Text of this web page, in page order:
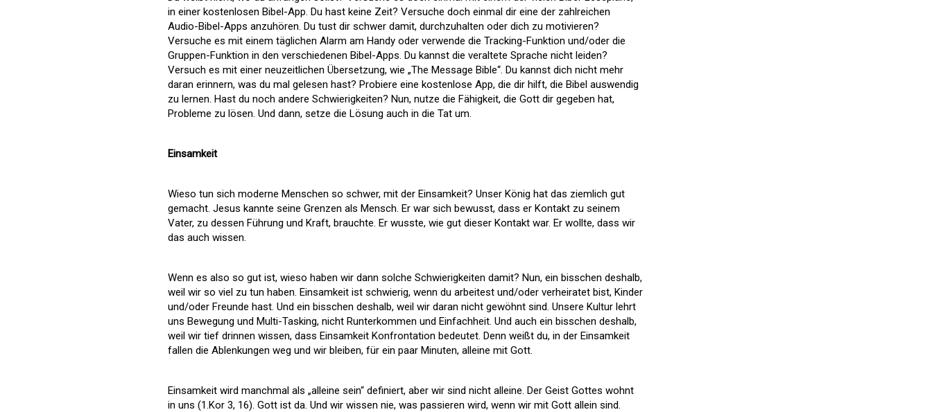
in einer kostenlosen Bibel-App. Du hast keine Zeit? Versuche doch einmal dir eine der zahlreichen
Audio-Bibel-Apps anzuhören. Du tust dir schwer damit, durchzuhalten oder dich zu motivieren?
Versuche es mit einem täglichen Alarm am Handy oder verwende die Tracking-Funktion und/oder die
Gruppen-Funktion in den verschiedenen Bibel-Apps. Du kannst die veraltete Sprache nicht leiden?
Versuch es mit einer neuzeitlichen Übersetzung, wie „The Message Bible“. Du kannst dich nicht mehr
daran erinnern, was du mal gelesen hast? Probiere eine kostenlose App, die dir hilft, die Bibel auswendig
zu lernen. Hast du noch andere Schwierigkeiten? Nun, nutze die Fähigkeit, die Gott dir gegeben hat,
Probleme zu lösen. Und dann, setze die Lösung auch in die Tat um.
Einsamkeit
Wieso tun sich moderne Menschen so schwer, mit der Einsamkeit? Unser König hat das ziemlich gut
gemacht. Jesus kannte seine Grenzen als Mensch. Er war sich bewusst, dass er Kontakt zu seinem
Vater, zu dessen Führung und Kraft, brauchte. Er wusste, wie gut dieser Kontakt war. Er wollte, dass wir
das auch wissen.
Wenn es also so gut ist, wieso haben wir dann solche Schwierigkeiten damit? Nun, ein bisschen deshalb,
weil wir so viel zu tun haben. Einsamkeit ist schwierig, wenn du arbeitest und/oder verheiratet bist, Kinder
und/oder Freunde hast. Und ein bisschen deshalb, weil wir daran nicht gewöhnt sind. Unsere Kultur lehrt
uns Bewegung und Multi-Tasking, nicht Runterkommen und Einfachheit. Und auch ein bisschen deshalb,
weil wir tief drinnen wissen, dass Einsamkeit Konfrontation bedeutet. Denn weißt du, in der Einsamkeit
fallen die Ablenkungen weg und wir bleiben, für ein paar Minuten, alleine mit Gott.
Einsamkeit wird manchmal als „alleine sein“ definiert, aber wir sind nicht alleine. Der Geist Gottes wohnt
in uns (1.Kor 3, 16). Gott ist da. Und wir wissen nie, was passieren wird, wenn wir mit Gott allein sind.